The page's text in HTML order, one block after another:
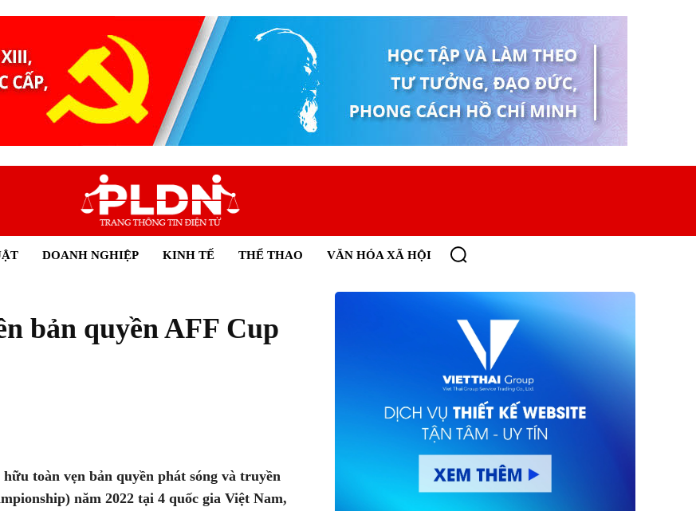
DOANH NGHIỆP KINH TẾ THỂ THAO VĂN HÓA XÃ HỘI
bản quyền AFF Cup
toàn vẹn bản quyền phát sóng và truyền
năm 2022 tại 4 quốc gia Việt Nam,